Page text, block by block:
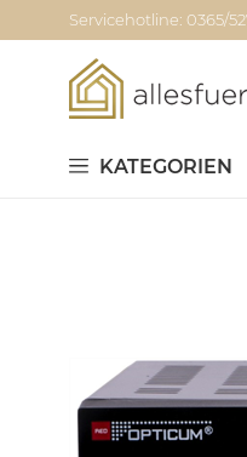
Servicehotline: 0365/
KATEGORIEN